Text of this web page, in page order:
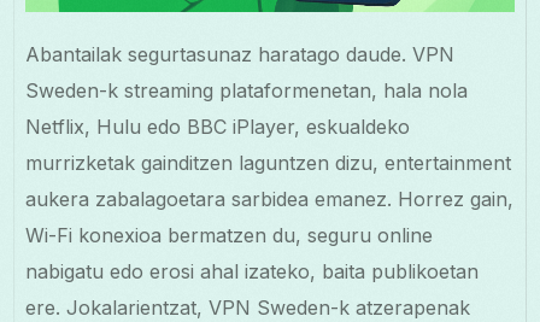
Abantailak segurtasunaz haratago daude. VPN
Sweden-k streaming plataformenetan, hala nola
Netflix, Hulu edo BBC iPlayer, eskualdeko
murrizketak gainditzen laguntzen dizu, entertainment
aukera zabalagoetara sarbidea emanez. Horrez gain,
Wi-Fi konexioa bermatzen du, seguru online
nabigatu edo erosi ahal izateko, baita publikoetan
ere. Jokalarientzat, VPN Sweden-k atzerapenak